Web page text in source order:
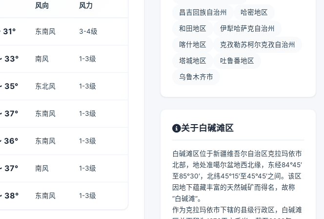
风向 风力
31° 东南风 3-4级
33° 南风 1-3级
35° 东北风 1-3级
37° 东南风 1-3级
36° 东南风 1-3级
37° 南风 1-3级
38° 东南风 1-3级
昌吉回族自治州 哈密地区
和田地区 伊犁哈萨克自治州
喀什地区 克孜勒苏柯尔克孜自治州
塔城地区 吐鲁番地区
乌鲁木齐市
关于白碱滩区
白碱滩区位于新疆维吾尔自治区克拉玛依市
北部，地处准噶尔盆地西北缘，东经84°45′
至85°30′，北纬45°15′至45°45′之间。该区
因地下蕴藏丰富的天然碱矿而得名，故称
“白碱滩”。
作为克拉玛依市下辖的县级行政区，白碱滩